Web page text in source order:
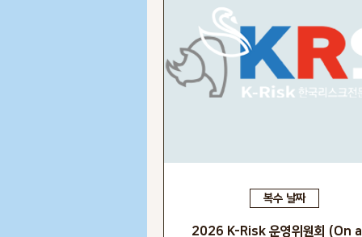
복수 날짜
2026 K-Risk 운영위원회 (On